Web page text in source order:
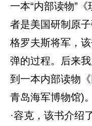
一本“内部读物”
者是美国研制原
格罗夫斯将军，
弹的过程。后来
到一本内部读物
青岛海军博物馆)
·容克，该书介绍